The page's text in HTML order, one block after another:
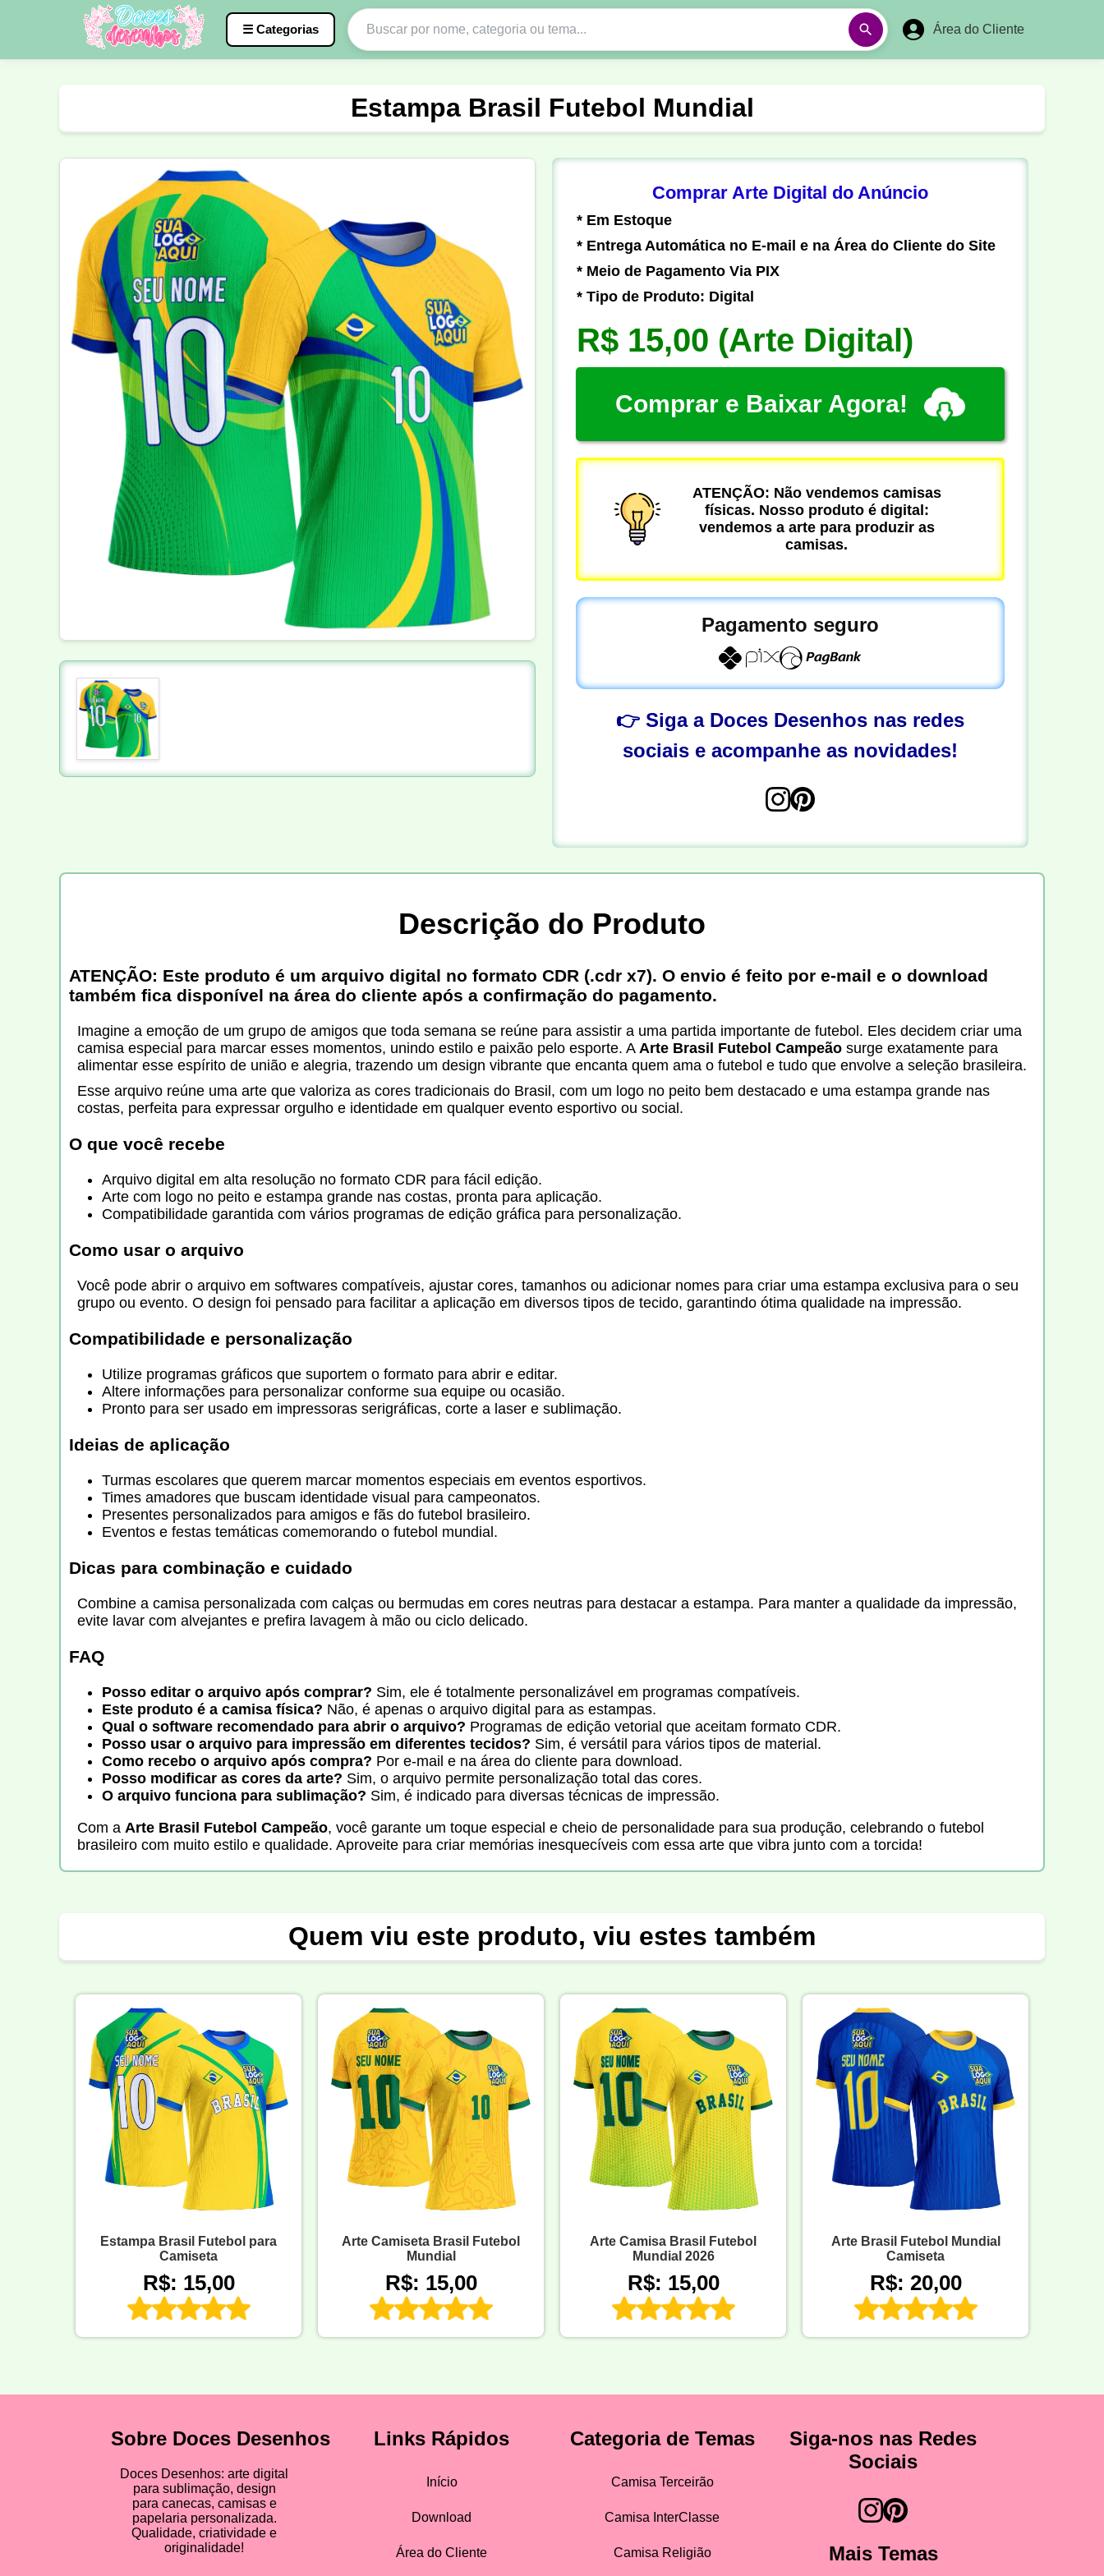
☰ Categorias Área do Cliente
Carnaval Natal Natalina Vôlei Futebol Amador Pesca
Motocross Ciclismo Nail Designer Pedagogia Biologia Geografia História Matemática
Língua Portuguesa
Estampa Brasil Futebol Mundial
Comprar Arte Digital do Anúncio
* Em Estoque
* Entrega Automática no E-mail e na Área do Cliente do Site
* Meio de Pagamento Via PIX
* Tipo de Produto: Digital
R$ 15,00 (Arte Digital)
Comprar e Baixar Agora!
ATENÇÃO: Não vendemos camisas
físicas. Nosso produto é digital:
vendemos a arte para produzir as
camisas.
Pagamento seguro
👉 Siga a Doces Desenhos nas redes
sociais e acompanhe as novidades!
Descrição do Produto
ATENÇÃO: Este produto é um arquivo digital no formato CDR (.cdr x7). O envio é feito por e-mail e o download
também fica disponível na área do cliente após a confirmação do pagamento.
Imagine a emoção de um grupo de amigos que toda semana se reúne para assistir a uma partida importante de futebol. Eles decidem criar uma
camisa especial para marcar esses momentos, unindo estilo e paixão pelo esporte. A Arte Brasil Futebol Campeão surge exatamente para
alimentar esse espírito de união e alegria, trazendo um design vibrante que encanta quem ama o futebol e tudo que envolve a seleção brasileira.
Esse arquivo reúne uma arte que valoriza as cores tradicionais do Brasil, com um logo no peito bem destacado e uma estampa grande nas
costas, perfeita para expressar orgulho e identidade em qualquer evento esportivo ou social.
O que você recebe
Arquivo digital em alta resolução no formato CDR para fácil edição.
Arte com logo no peito e estampa grande nas costas, pronta para aplicação.
Compatibilidade garantida com vários programas de edição gráfica para personalização.
Como usar o arquivo
Você pode abrir o arquivo em softwares compatíveis, ajustar cores, tamanhos ou adicionar nomes para criar uma estampa exclusiva para o seu
grupo ou evento. O design foi pensado para facilitar a aplicação em diversos tipos de tecido, garantindo ótima qualidade na impressão.
Compatibilidade e personalização
Utilize programas gráficos que suportem o formato para abrir e editar.
Altere informações para personalizar conforme sua equipe ou ocasião.
Pronto para ser usado em impressoras serigráficas, corte a laser e sublimação.
Ideias de aplicação
Turmas escolares que querem marcar momentos especiais em eventos esportivos.
Times amadores que buscam identidade visual para campeonatos.
Presentes personalizados para amigos e fãs do futebol brasileiro.
Eventos e festas temáticas comemorando o futebol mundial.
Dicas para combinação e cuidado
Combine a camisa personalizada com calças ou bermudas em cores neutras para destacar a estampa. Para manter a qualidade da impressão,
evite lavar com alvejantes e prefira lavagem à mão ou ciclo delicado.
FAQ
Posso editar o arquivo após comprar? Sim, ele é totalmente personalizável em programas compatíveis.
Este produto é a camisa física? Não, é apenas o arquivo digital para as estampas.
Qual o software recomendado para abrir o arquivo? Programas de edição vetorial que aceitam formato CDR.
Posso usar o arquivo para impressão em diferentes tecidos? Sim, é versátil para vários tipos de material.
Como recebo o arquivo após compra? Por e-mail e na área do cliente para download.
Posso modificar as cores da arte? Sim, o arquivo permite personalização total das cores.
O arquivo funciona para sublimação? Sim, é indicado para diversas técnicas de impressão.
Com a Arte Brasil Futebol Campeão, você garante um toque especial e cheio de personalidade para sua produção, celebrando o futebol
brasileiro com muito estilo e qualidade. Aproveite para criar memórias inesquecíveis com essa arte que vibra junto com a torcida!
Quem viu este produto, viu estes também
Estampa Brasil Futebol para
Camiseta
R$: 15,00
Arte Camiseta Brasil Futebol
Mundial
R$: 15,00
Arte Camisa Brasil Futebol
Mundial 2026
R$: 15,00
Arte Brasil Futebol Mundial
Camiseta
R$: 20,00
Sobre Doces Desenhos
Doces Desenhos: arte digital
para sublimação, design
para canecas, camisas e
papelaria personalizada.
Qualidade, criatividade e
originalidade!
Links Rápidos
Início
Download
Área do Cliente
Categoria de Temas
Camisa Terceirão
Camisa InterClasse
Camisa Religião
Siga-nos nas Redes
Sociais
Mais Temas